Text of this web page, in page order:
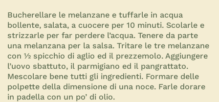
Bucherellare le melanzane e tuffarle in acqua
bollente, salata, a cuocere per 10 minuti. Scolarle e
strizzarle per far perdere l’acqua. Tenere da parte
una melanzana per la salsa. Tritare le tre melanzane
con ½ spicchio di aglio ed il prezzemolo. Aggiungere
l’uovo sbattuto, il parmigiano ed il pangrattato.
Mescolare bene tutti gli ingredienti. Formare delle
polpette della dimensione di una noce. Farle dorare
in padella con un po’ di olio.